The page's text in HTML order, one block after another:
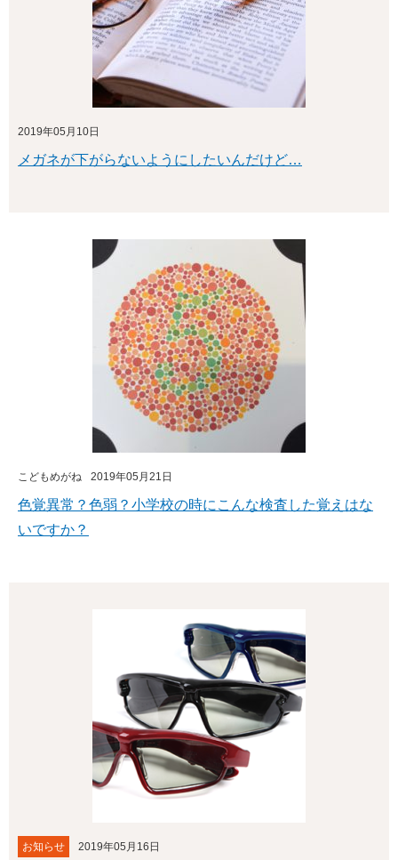
2019年05月10日
メガネが下がらないようにしたいんだけど…
こどもめがね 2019年05月21日
色覚異常？色弱？小学校の時にこんな検査した覚えはな
いですか？
お知らせ 2019年05月16日